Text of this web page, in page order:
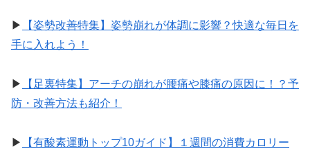
▶︎
【姿勢改善特集】姿勢崩れが体調に影響？快適な毎日を
手に入れよう！
▶︎
【足裏特集】アーチの崩れが腰痛や膝痛の原因に！？予
防・改善方法も紹介！
▶︎
【有酸素運動トップ10ガイド】１週間の消費カロリー